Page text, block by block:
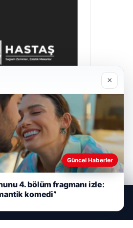
×
Güncel Haberler
4. bölüm fragmanı izle:
komedi”